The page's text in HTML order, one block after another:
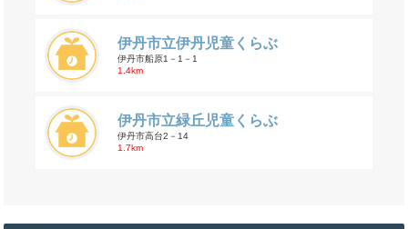
伊丹市立伊丹児童くらぶ
伊丹市船原1－1－1
1.4km
伊丹市立緑丘児童くらぶ
伊丹市高台2－14
1.7km